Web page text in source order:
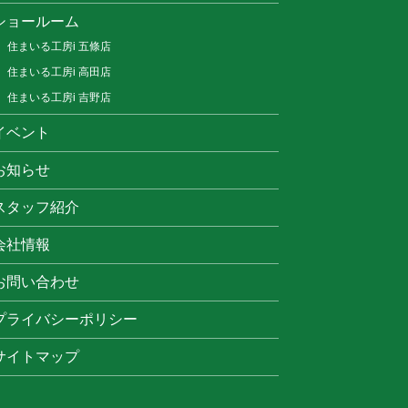
ョールーム
住まいる工房i 五條店
住まいる工房i 高田店
住まいる工房i 吉野店
ベント
知らせ
タッフ紹介
社情報
問い合わせ
ライバシーポリシー
イトマップ